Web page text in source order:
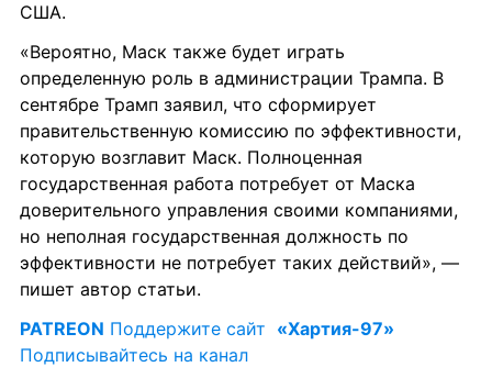
США.
«Вероятно, Маск также будет играть
определенную роль в администрации Трампа. В
сентябре Трамп заявил, что сформирует
правительственную комиссию по эффективности,
которую возглавит Маск. Полноценная
государственная работа потребует от Маска
доверительного управления своими компаниями,
но неполная государственная должность по
эффективности не потребует таких действий», —
пишет автор статьи.
PATREON Поддержите сайт «Хартия-97»
Подписывайтесь на канал